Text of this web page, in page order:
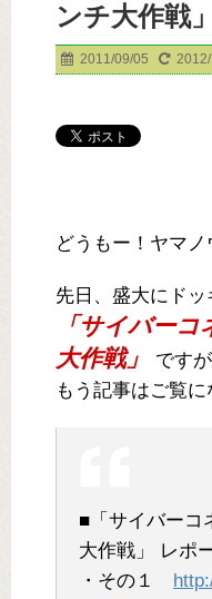
ンチ大作戦
2011/09/05 2012/
どうもー！ヤマノ
先日、盛大にド
「サイバー
大作戦」
ですが
もう記事はご覧
■「サイバーコ
大作戦」 レポ
・その１